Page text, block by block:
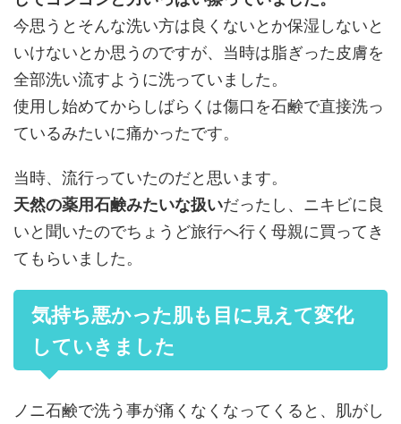
今思うとそんな洗い方は良くないとか保湿しないと
いけないとか思うのですが、当時は脂ぎった皮膚を
全部洗い流すように洗っていました。
使用し始めてからしばらくは傷口を石鹸で直接洗っ
ているみたいに痛かったです。
当時、流行っていたのだと思います。
天然の薬用石鹸みたいな扱いだったし、ニキビに良
いと聞いたのでちょうど旅行へ行く母親に買ってき
てもらいました。
気持ち悪かった肌も目に見えて変化
していきました
ノニ石鹸で洗う事が痛くなくなってくると、肌がし